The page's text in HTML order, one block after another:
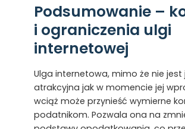
Podsumowanie –
i ograniczenia ulgi
internetowej
Ulga internetowa, mimo że nie jest
atrakcyjna jak w momencie jej
wciąż może przynieść wymierne
podatnikom. Pozwala ona na